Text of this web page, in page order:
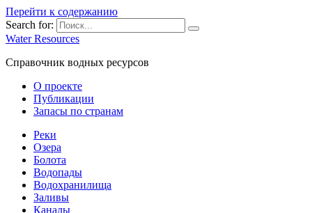
Перейти к содержанию
Search for:
Water Resources
Справочник водных ресурсов
О проекте
Публикации
Запасы по странам
Реки
Озера
Болота
Водопады
Водохранилища
Заливы
Каналы